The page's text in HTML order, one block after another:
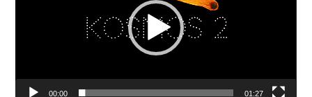
00:00 01:27